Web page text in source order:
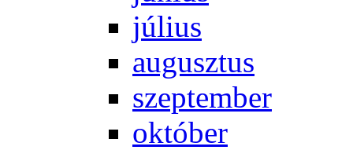
jú­li­us
au­gusz­tus
szep­tem­ber
ok­tó­ber